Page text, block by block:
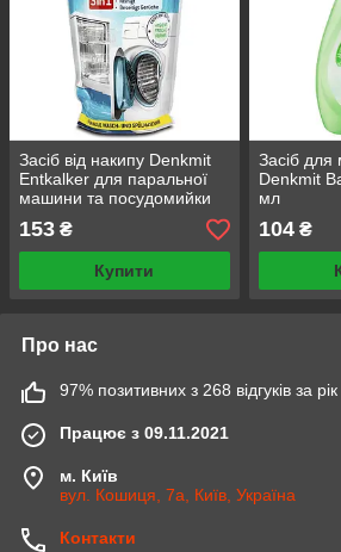
Засіб від накипу Denkmit
Entkalker для паральної
машини та посудомийки
175 г
153 ₴
Купити
Засіб для
Denkmit
мл
104₴
Про нас
97% позитивних з 268 відгуків за рік
Працює з 09.11.2021
м. Київ
вул. Кошиця, 7а, Київ, Україна
Контакти